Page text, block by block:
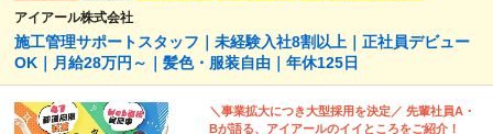
アイアール株式会社
施工管理サポートスタッフ｜未経験入社8割以上｜正社員デビュー
OK｜月給28万円～｜髪色・服装自由｜年休125日
＼事業拡大につき大型採用を決定／ 先輩社員A・
Bが語る、アイアールのイイところをご紹介！